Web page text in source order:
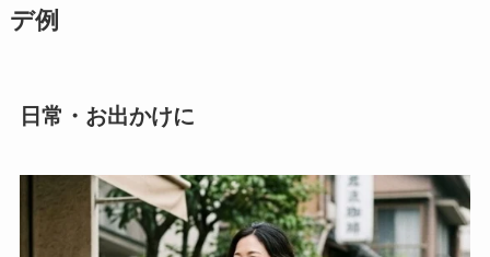
デ例
日常・お出かけに